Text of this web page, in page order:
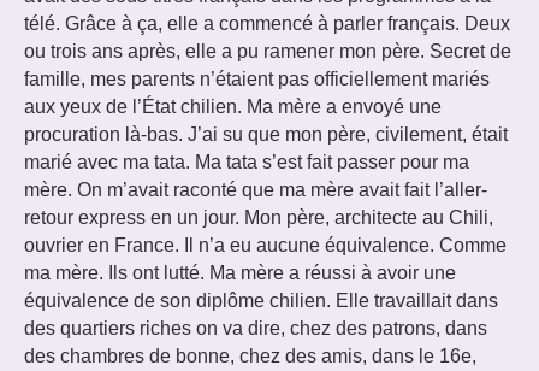
télé. Grâce à ça, elle a commencé à parler français. Deux
ou trois ans après, elle a pu ramener mon père. Secret de
famille, mes parents n’étaient pas officiellement mariés
aux yeux de l’État chilien. Ma mère a envoyé une
procuration là-bas. J’ai su que mon père, civilement, était
marié avec ma tata. Ma tata s’est fait passer pour ma
mère. On m’avait raconté que ma mère avait fait l’aller-
retour express en un jour. Mon père, architecte au Chili,
ouvrier en France. Il n’a eu aucune équivalence. Comme
ma mère. Ils ont lutté. Ma mère a réussi à avoir une
équivalence de son diplôme chilien. Elle travaillait dans
des quartiers riches on va dire, chez des patrons, dans
des chambres de bonne, chez des amis, dans le 16e,